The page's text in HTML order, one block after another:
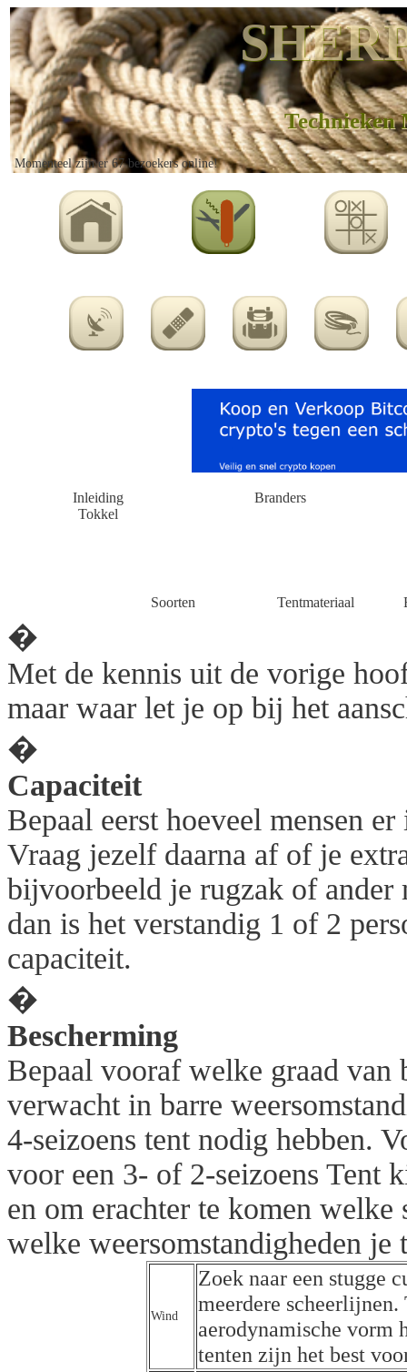
Technieken
Momenteel zijn er 67 bezoekers online!
Inleiding
Branders
Tokkel
Soorten Tentmateriaal
�
Met de kennis uit de vorige
maar waar let je op bij het
�
Capaciteit
Bepaal eerst hoeveel mensen
Vraag jezelf daarna af of je
bijvoorbeeld je rugzak of ander
dan is het verstandig 1 of 2
capaciteit.
�
Bescherming
Bepaal vooraf welke graad
verwacht in barre
4-seizoens tent nodig hebben.
voor een 3- of 2-seizoens Tent
en om erachter te komen
welke weersomstandigheden je
Wind
Zoek naar een stugge
meerdere scheerlijnen.
aerodynamische vorm
tenten zijn het best